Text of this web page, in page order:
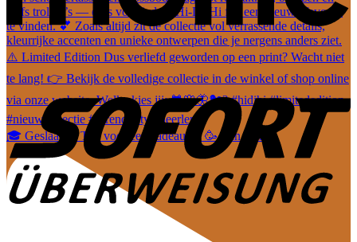
🎓 Geslaagd? Tijd voor een cadeautje! 🥳 Van leuke